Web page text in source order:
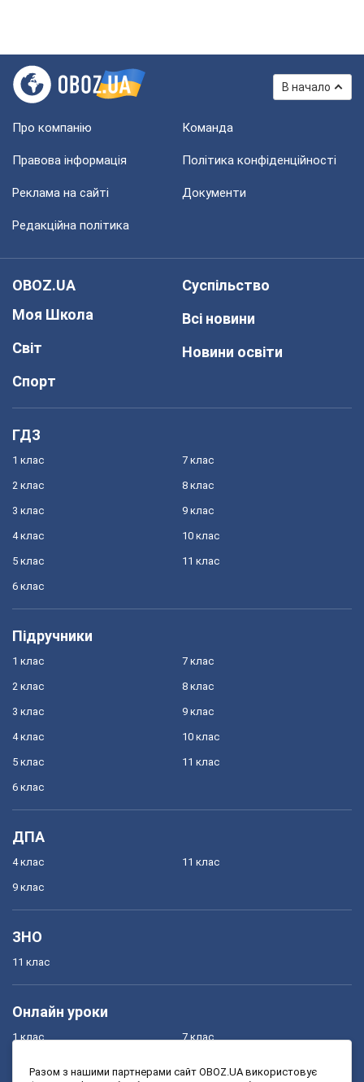
В начало
Про компанію Команда
Правова інформація Політика конфіденційності
Реклама на сайті Документи
Редакційна політика
OBOZ.UA
Моя Школа
Світ
Спорт
Суспільство
Всі новини
Новини освіти
ГДЗ
1 клас
2 клас
3 клас
4 клас
5 клас
6 клас
7 клас
8 клас
9 клас
10 клас
11 клас
Підручники
1 клас
2 клас
3 клас
4 клас
5 клас
6 клас
7 клас
8 клас
9 клас
10 клас
11 клас
ДПА
4 клас
9 клас
11 клас
ЗНО
11 клас
Онлайн уроки
1 клас 7 клас
Разом з нашими партнерами сайт OBOZ.UA використовує